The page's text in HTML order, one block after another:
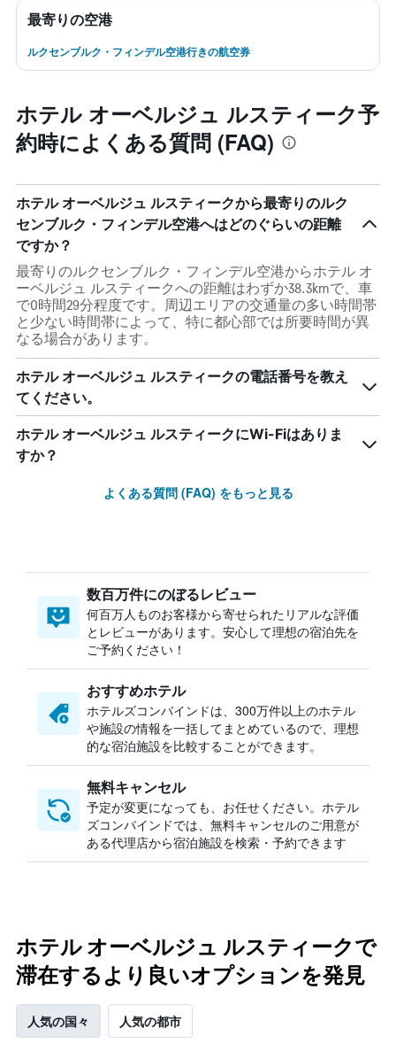
最寄りの空港
ルクセンブルク・フィンデル空港行きの航空券
ホテル オーベルジュ ルスティーク予
約時によくある質問 (FAQ)
ホテル オーベルジュ ルスティークから最寄りのルク
センブルク・フィンデル空港へはどのぐらいの距離
ですか？
最寄りのルクセンブルク・フィンデル空港からホテル オ
ーベルジュ ルスティークへの距離はわずか38.3kmで、車
で0時間29分程度です。周辺エリアの交通量の多い時間帯
と少ない時間帯によって、特に都心部では所要時間が異
なる場合があります。
ホテル オーベルジュ ルスティークの電話番号を教え
てください。
ホテル オーベルジュ ルスティークにWi-Fiはありま
すか？
よくある質問 (FAQ) をもっと見る
数百万件にのぼるレビュー
何百万人ものお客様から寄せられたリアルな評価
とレビューがあります。安心して理想の宿泊先を
ご予約ください！
おすすめホテル
ホテルズコンバインドは、300万件以上のホテル
や施設の情報を一括してまとめているので、理想
的な宿泊施設を比較することができます。
無料キャンセル
予定が変更になっても、お任せください。ホテル
ズコンバインドでは、無料キャンセルのご用意が
ある代理店から宿泊施設を検索・予約できます
ホテル オーベルジュ ルスティークで
滞在するより良いオプションを発見
人気の国々 人気の都市